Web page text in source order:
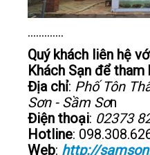
.............
Quý khách liên hệ
Khách Sạn để tham
Địa chỉ: Phố Tôn
Sơn - Sầm Sơn
Điện thoại: 02373
Hotline:
Web: http://